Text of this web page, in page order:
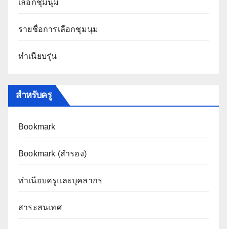
เลือกชุมนุม
รายชื่อการเลือกชุมนุม
ทำเนียบรุ่น
สำหรับครู
Bookmark
Bookmark (สำรอง)
ทำเนียบครูและบุคลากร
สาระสนเทศ